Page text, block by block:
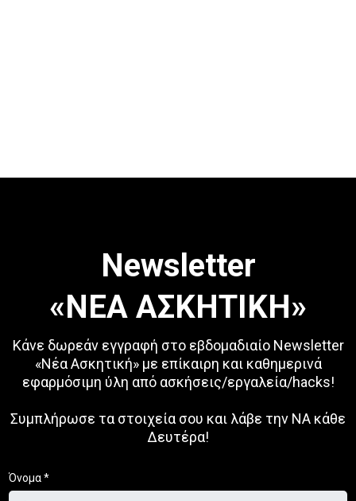
Newsletter
«ΝΕΑ ΑΣΚΗΤΙΚΗ»
Κάνε δωρεάν εγγραφή στο εβδομαδιαίο Newsletter
«Νέα Ασκητική» με επίκαιρη και καθημερινά
εφαρμόσιμη ύλη από ασκήσεις/εργαλεία/hacks!
Συμπλήρωσε τα στοιχεία σου και λάβε την ΝΑ κάθε
Δευτέρα!
Όνομα*